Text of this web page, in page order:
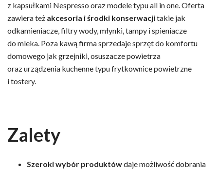
z kapsułkami Nespresso oraz modele typu all in one. Oferta
zawiera też akcesoria i środki konserwacjitakie jak
odkamieniacze, filtry wody, młynki, tampy i spieniacze
do mleka. Poza kawą firma sprzedaje sprzęt do komfortu
domowego jak grzejniki, osuszacze powietrza
oraz urządzenia kuchenne typu frytkownice powietrzne
i tostery.
Zalety
Szeroki wybór produktówdaje możliwość dobrania